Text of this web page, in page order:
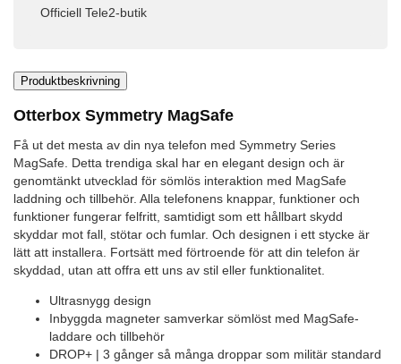
Officiell Tele2-butik
Produktbeskrivning
Otterbox Symmetry MagSafe
Få ut det mesta av din nya telefon med Symmetry Series
MagSafe. Detta trendiga skal har en elegant design och är
genomtänkt utvecklad för sömlös interaktion med MagSafe
laddning och tillbehör. Alla telefonens knappar, funktioner och
funktioner fungerar felfritt, samtidigt som ett hållbart skydd
skyddar mot fall, stötar och fumlar. Och designen i ett stycke är
lätt att installera. Fortsätt med förtroende för att din telefon är
skyddad, utan att offra ett uns av stil eller funktionalitet.
Ultrasnygg design
Inbyggda magneter samverkar sömlöst med MagSafe-
laddare och tillbehör
DROP+ | 3 gånger så många droppar som militär standard